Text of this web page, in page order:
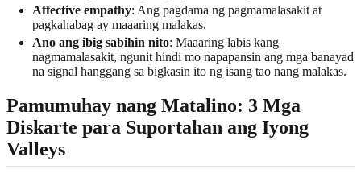
Affective empathy: Ang pagdama ng pagmamalasakit at
pagkahabag ay maaaring malakas.
Ano ang ibig sabihin nito: Maaaring labis kang
nagmamalasakit, ngunit hindi mo napapansin ang mga banayad
na signal hanggang sa bigkasin ito ng isang tao nang malakas.
Pamumuhay nang Matalino: 3 Mga
Diskarte para Suportahan ang Iyong
Valleys